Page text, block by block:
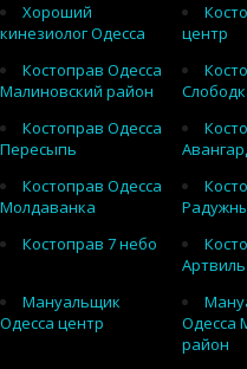
Хороший
кинезиолог Одесса
центр
Костоправ Одесса
Малиновский район
Костоправ Одесса
Пересыпь
Костоправ Одесса
Молдаванка
Костоправ 7 небо
Мануальщик
Одесса центр
Одесса
район